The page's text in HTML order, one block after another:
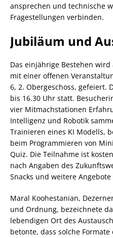
ansprechen und technische
Fragestellungen verbinden.
Jubiläum und
Das einjährige Bestehen
mit einer offenen
6, 2. Obergeschoss, gefeiert.
bis 16.30 Uhr statt.
vier Mitmachstationen
Intelligenz und Robotik
Trainieren eines KI Modells,
beim Programmieren von
Quiz. Die Teilnahme ist
nach Angaben des
Snacks und weitere
Maral Koohestanian,
und Ordnung, bezeichnete
lebendigen Ort des
betonte, dass solche